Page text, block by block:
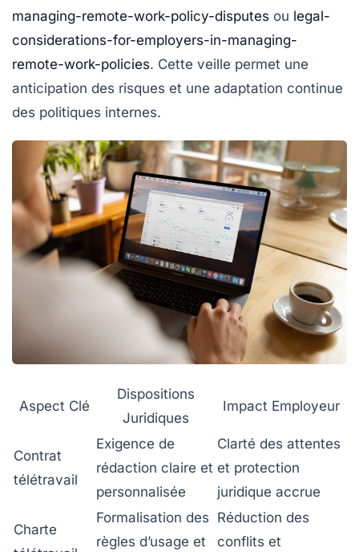
managing-remote-work-policy-disputes ou legal-
considerations-for-employers-in-managing-
remote-work-policies. Cette veille permet une
anticipation des risques et une adaptation continue
des politiques internes.
Aspect Clé
Dispositions
Juridiques
Impact Employeur
Contrat
télétravail
Exigence de
rédaction claire et
personnalisée
Clarté des attentes
et protection
juridique accrue
Charte
Formalisation des
règles d’usage et
Réduction des
conflits et